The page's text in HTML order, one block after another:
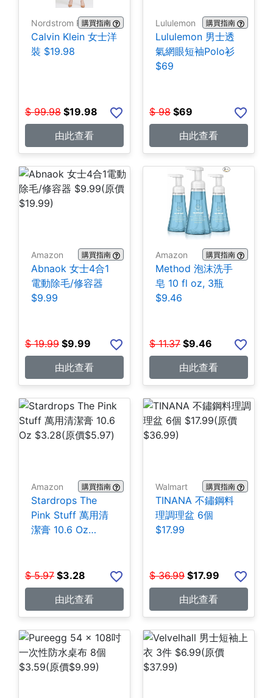
Nordstrom Rack購買指南
Calvin Klein 女士洋
裝 $19.98
$ 99.98 $19.98
由此查看
Lululemon 購買指南
Lululemon 男士透
氣網眼短袖Polo衫
$69
$ 98 $69
由此查看
Amazon 購買指南
Abnaok 女士4合1
電動除毛/修容器
$9.99
$ 19.99 $9.99
由此查看
Amazon 購買指南
Method 泡沫洗手
皂 10 fl oz, 3瓶
$9.46
$ 11.37 $9.46
由此查看
Amazon 購買指南
Stardrops The
Pink Stuff 萬用清
潔膏 10.6 Oz
$ 5.97 $3.28
由此查看
Walmart 購買指南
TINANA 不鏽鋼料
理調理盆 6個
$17.99
$ 36.99 $17.99
由此查看